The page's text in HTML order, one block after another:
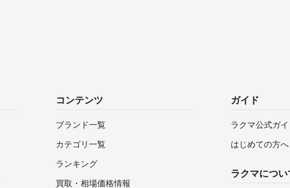
コンテンツ
ブランド一覧
カテゴリ一覧
ランキング
買取・相場価格情報
ガイド
ラクマ公式ガイ
はじめての方へ
ラクマについ